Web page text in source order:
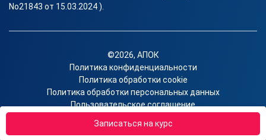
Записаться на курс
No21843 от 15.03.2024 ).
©2026, АПОК
Политика конфиденциальности
Политика обработки cookie
Политика обработки персональных данных
Пользовательское соглашение